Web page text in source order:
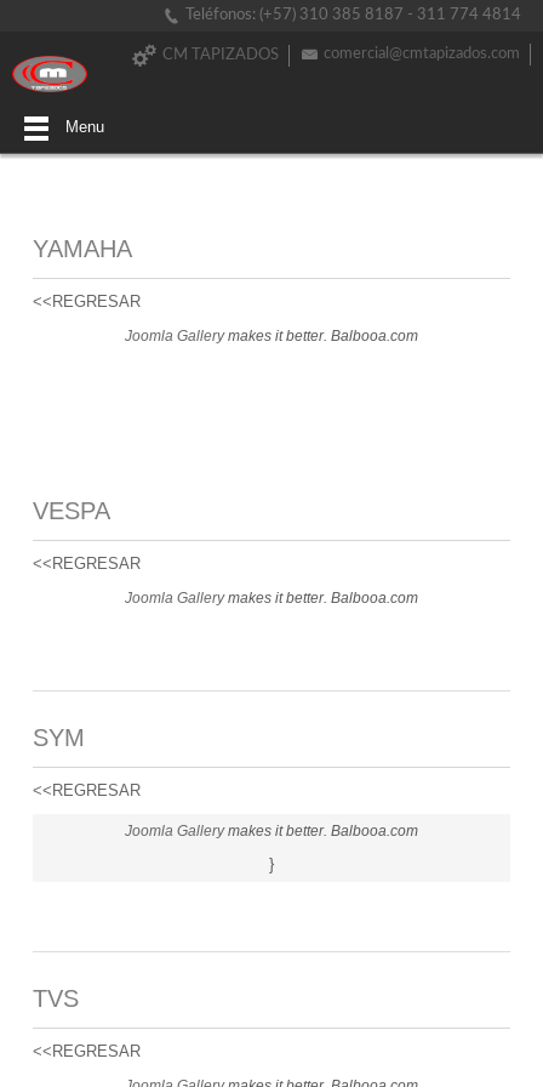
Teléfonos: (+57) 310 385 8187 - 311 774 4814
comercial@cmtapizados.com
CM TAPIZADOS
Menu
YAMAHA
<<REGRESAR
Joomla Gallerymakes it better. Balbooa.com
VESPA
<<REGRESAR
Joomla Gallerymakes it better. Balbooa.com
SYM
<<REGRESAR
Joomla Gallerymakes it better. Balbooa.com
}
TVS
<<REGRESAR